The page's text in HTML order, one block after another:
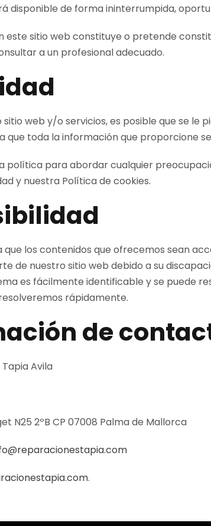
disponible de forma ininterrumpida,
este sitio web constituye o pretende
a un profesional adecuado.
web y/o servicios, es posible que se
que toda la información que proporcione
política para abordar cualquier
y nuestra Política de cookies.
los contenidos que ofrecemos sean
de nuestro sitio web debido a su
es fácilmente identificable y se puede
rápidamente.
de
Avila
N25 2ºB CP 07008 Palma de Mallorca
.